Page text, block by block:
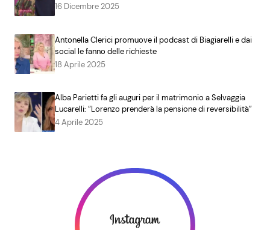
16 Dicembre 2025
Antonella Clerici promuove il podcast di Biagiarelli e dai
social le fanno delle richieste
18 Aprile 2025
Alba Parietti fa gli auguri per il matrimonio a Selvaggia
Lucarelli: “Lorenzo prenderà la pensione di reversibilità”
4 Aprile 2025